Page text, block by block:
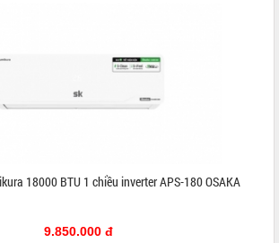
18000 BTU 1 chiều inverter APS-180 OSAKA
9.850.000 đ